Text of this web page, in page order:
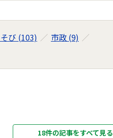
び (103) 市政 (9)
18件の記事をすべて見る